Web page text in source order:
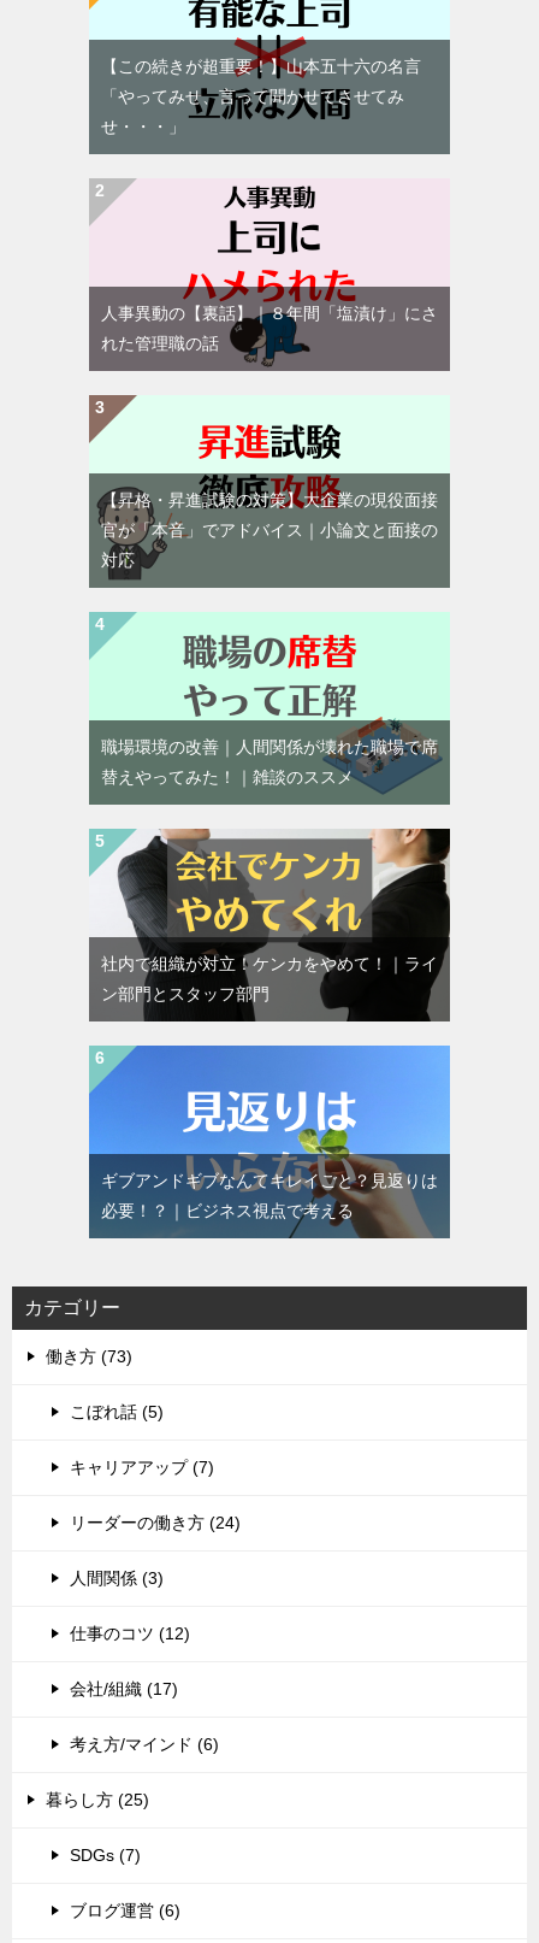
【この続きが超重要！】山本五十六の名言
「やってみせ、言って聞かせてさせてみ
せ・・・」
人事異動の【裏話】｜８年間「塩漬け」にさ
れた管理職の話
【昇格・昇進試験の対策】大企業の現役面接
官が「本音」でアドバイス｜小論文と面接の
対応
職場環境の改善｜人間関係が壊れた職場で席
替えやってみた！｜雑談のススメ
社内で組織が対立！ケンカをやめて！｜ライ
ン部門とスタッフ部門
ギブアンドギブなんてキレイごと？見返りは
必要！？｜ビジネス視点で考える
カテゴリー
働き方 (73)
こぼれ話 (5)
キャリアアップ (7)
リーダーの働き方 (24)
人間関係 (3)
仕事のコツ (12)
会社/組織 (17)
考え方/マインド (6)
暮らし方 (25)
SDGs (7)
ブログ運営 (6)